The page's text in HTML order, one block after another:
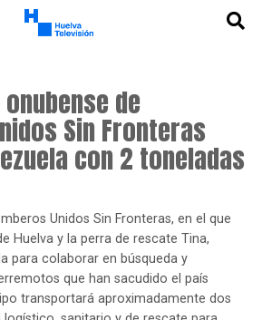
de
Sin Fronteras
con 2 toneladas
Unidos Sin Fronteras, en el que
Huelva y la perra de rescate Tina,
para colaborar en búsqueda y
que han sacudido el país
transportará aproximadamente dos